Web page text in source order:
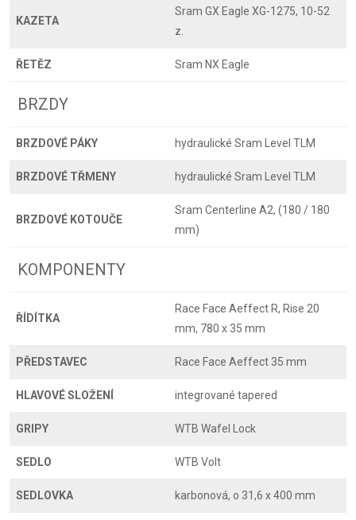
KAZETA
Sram GX Eagle XG-1275, 10-52
z.
ŘETĚZ Sram NX Eagle
BRZDY
BRZDOVÉ PÁKY hydraulické Sram Level TLM
BRZDOVÉ TŘMENY hydraulické Sram Level TLM
BRZDOVÉ KOTOUČE
Sram Centerline A2, (180 / 180
mm)
KOMPONENTY
ŘÍDÍTKA
Race Face Aeffect R, Rise 20
mm, 780 x 35 mm
PŘEDSTAVEC Race Face Aeffect 35 mm
HLAVOVÉ SLOŽENÍ integrované tapered
GRIPY WTB Wafel Lock
SEDLO WTB Volt
SEDLOVKA karbonová, o 31,6 x 400 mm